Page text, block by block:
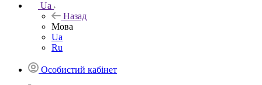
Ua
Назад
Мова
Ua
Ru
Особистий кабінет